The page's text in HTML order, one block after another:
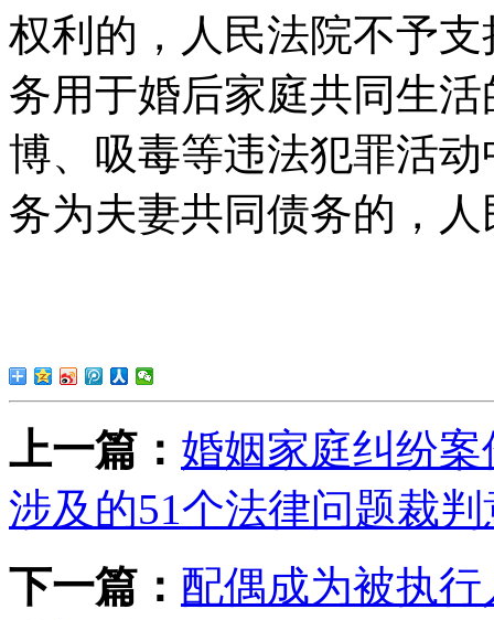
权利的，人民法院不予
务用于婚后家庭共同生
博、吸毒等违法犯罪活
务为夫妻共同债务的，
上一篇： 婚姻家庭纠纷案
涉及的51个法律问题裁
下一篇： 配偶成为被执